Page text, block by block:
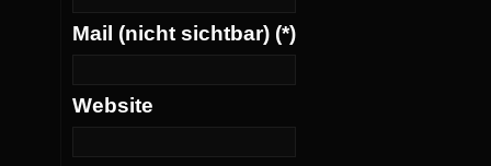
Mail (nicht sichtbar) (*)
Website